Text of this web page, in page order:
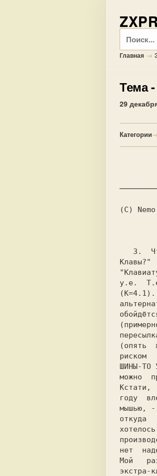
Поиск
Главная →
Тема-
29
Категории
(C) Nemo
у.е.
(опять
риском
ШИНЫ-ТО
можно
Кстати,
году
мышью, -
откуда
нет
Мой
экстра-